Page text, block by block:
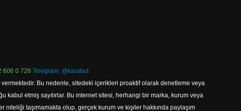
606 0 726 Telegram: @karabul
vermektedir. Bu nedenle, sitedeki içerikleri proaktif olarak denetleme veya
kabul etmiş sayılırlar. Bu internet sitesi, herhangi bir marka, kurum veya
niteliği taşımamakta olup, gerçek kurum ve kişiler hakkında paylaşım